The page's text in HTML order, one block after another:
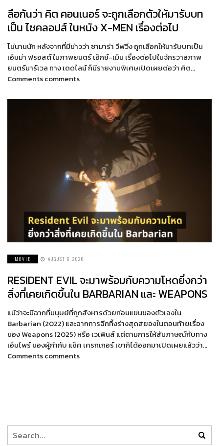
ลือกันว่า คิต คอนเนอร์ จะถูกเลือกตัวให้มารับบท
เป็น ไซคลอปส์ ในหนัง X-MEN เรื่องต่อไป
ไม่นานนัก หลังจากที่มีข่าวว่า ซามาร่า วีฟวิ่ง ถูกเลือกให้มารับบทเป็น
เอ็มม่า ฟรอสต์ ในภาพยนตร์ เอ็กซ์-เม็น เรื่องต่อไปในจักรวาลภาพ
ยนตร์มาร์เวล ทาง เดดไลน์ ก็มีรายงานพิเศษเปิดเผยต่อว่า คิต…
Comments comments
MOVIE AUGUST 6, 2026
RESIDENT EVIL จะมาพร้อมกับความโหดยิ่งกว่า
สิ่งที่เคยเกิดขึ้นใน BARBARIAN และ WEAPONS
แม้ว่าจะมีฉากที่มนุษย์ที่ถูกสังหารด้วยท่อนแขนของตัวเองใน
Barbarian (2022) และฉากการฉีกทึ้งร่างสุดสยองในตอนท้ายเรื่อง
ของ Weapons (2025) หรือ เวเพินส์ แต่ตามการให้สัมภาษณ์กับทาง
เอ็มไพร์ ของผู้กำกับ แซ็ค เครกเกอร์ เขาก็ได้ออกมาเปิดเผยแล้วว่า…
Comments comments